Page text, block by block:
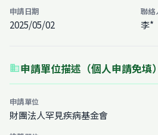
申請日期
2025/05/02
聯絡
李*
business申請單位描述（個人申請免填）
申請單位
財團法人罕見疾病基金會